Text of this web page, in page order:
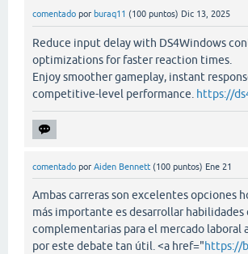
comentado por buraq11 (100 puntos) Dic 13, 2025
Reduce input delay with DS4Windows
optimizations for faster reaction times.
Enjoy smoother gameplay, instant
competitive-level performance. https://
comentado por Aiden Bennett (100 puntos) Ene 21
Ambas carreras son excelentes opciones
más importante es desarrollar
complementarias para el mercado laboral
por este debate tan útil. <a href="https://